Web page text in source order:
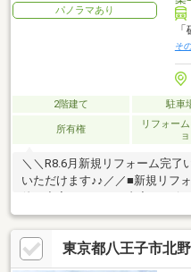
パノラマあり
そ
2階建て 駐車
所有権
リフォー
＼＼R8.6月新規リフォーム完了
いただけます♪♪／／■新規リフ
ガスエリア
東京都八王子市北